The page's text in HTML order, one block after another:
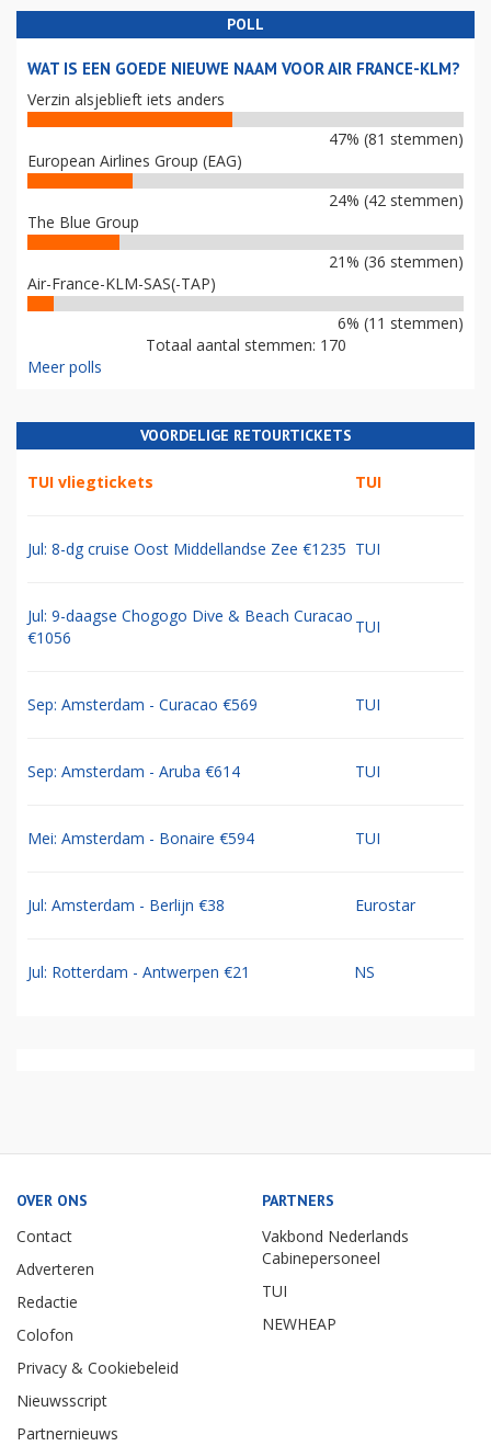
POLL
WAT IS EEN GOEDE NIEUWE NAAM VOOR AIR FRANCE-KLM?
Verzin alsjeblieft iets anders
47% (81 stemmen)
European Airlines Group (EAG)
24% (42 stemmen)
The Blue Group
21% (36 stemmen)
Air-France-KLM-SAS(-TAP)
6% (11 stemmen)
Totaal aantal stemmen: 170
Meer polls
VOORDELIGE RETOURTICKETS
TUI vliegtickets TUI
Jul: 8-dg cruise Oost Middellandse Zee €1235 TUI
Jul: 9-daagse Chogogo Dive & Beach Curacao
€1056
TUI
Sep: Amsterdam - Curacao €569 TUI
Sep: Amsterdam - Aruba €614 TUI
Mei: Amsterdam - Bonaire €594 TUI
Jul: Amsterdam - Berlijn €38 Eurostar
Jul: Rotterdam - Antwerpen €21 NS
OVER ONS
Contact
Adverteren
Redactie
Colofon
Privacy & Cookiebeleid
Nieuwsscript
Partnernieuws
PARTNERS
Vakbond Nederlands
Cabinepersoneel
TUI
NEWHEAP